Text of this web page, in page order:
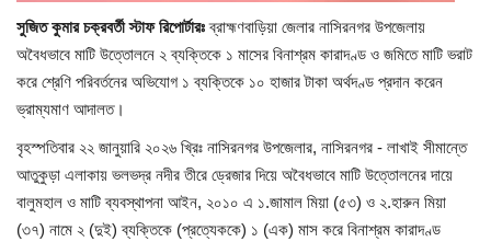
চট্টগ্রাম
খাগড়াছড়ি
ব্রাহ্মণবাড়িয়া
পটুয়াখালী
সুজিত কুমার চক্রবর্তী স্টাফ রিপোর্টারঃব্রাহ্মণবাড়িয়া জেলার নাসিরনগর উপজেলায়
অবৈধভাবে মাটি উত্তোলনে ২ ব্যক্তিকে ১ মাসের বিনাশ্রম কারাদণ্ড ও জমিতে মাটি ভরাট
করে শ্রেণি পরিবর্তনের অভিযোগ ১ ব্যক্তিকে ১০ হাজার টাকা অর্থদণ্ড প্রদান করেন
ভ্রাম্যমাণ আদালত।
বৃহস্পতিবার ২২ জানুয়ারি ২০২৬ খ্রিঃ নাসিরনগর উপজেলার, নাসিরনগর - লাখাই সীমান্তে
আতুকুড়া এলাকায় ভলভদ্র নদীর তীরে ড্রেজার দিয়ে অবৈধভাবে মাটি উত্তোলনের দায়ে
বালুমহাল ও মাটি ব্যবস্থাপনা আইন, ২০১০ এ ১.জামাল মিয়া (৫৩) ও ২.হারুন মিয়া
(৩৭) নামে ২ (দুই) ব্যক্তিকে (প্রত্যেককে) ১ (এক) মাস করে বিনাশ্রম কারাদণ্ড